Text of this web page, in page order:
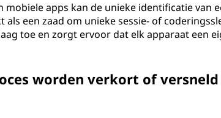
mobiele apps kan de unieke identificatie van
als een zaad om unieke sessie- of
toe en zorgt ervoor dat elk apparaat een
worden verkort of